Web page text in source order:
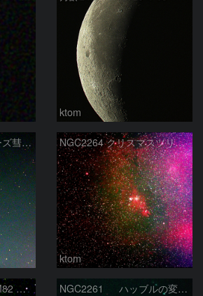
ktom
C/2025 R3 パンスターズ彗星 2026-4-13 NGC2264 クリスマスツリー星団周辺 2026-4-2
ktom
M81 ボーデの銀河 M82 葉巻銀河 2026-4-3 NGC2261 ハッブルの変光星雲 2026-4-2